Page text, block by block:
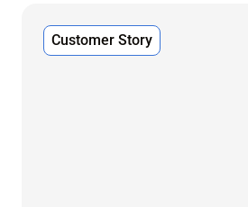
Customer Story